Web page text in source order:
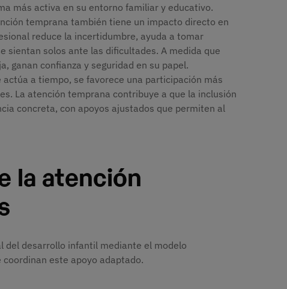
más activa en su entorno familiar y educativo.
temprana también tiene un impacto directo en
reduce la incertidumbre, ayuda a tomar
sientan solos ante las dificultades. A medida que
ganan confianza y seguridad en su papel.
actúa a tiempo, se favorece una participación más
La atención temprana contribuye a que la inclusión
concreta, con apoyos ajustados que permiten al
la atención
del desarrollo infantil mediante el modelo
este apoyo adaptado.